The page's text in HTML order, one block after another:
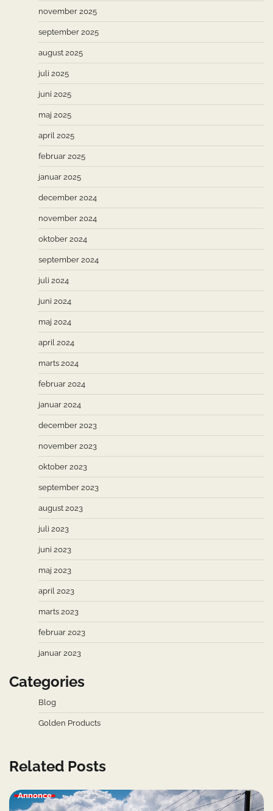
november 2025
september 2025
august 2025
juli 2025
juni 2025
maj 2025
april 2025
februar 2025
januar 2025
december 2024
november 2024
oktober 2024
september 2024
juli 2024
juni 2024
maj 2024
april 2024
marts 2024
februar 2024
januar 2024
december 2023
november 2023
oktober 2023
september 2023
august 2023
juli 2023
juni 2023
maj 2023
april 2023
marts 2023
februar 2023
januar 2023
Categories
Blog
Golden Products
Related Posts
Annonce